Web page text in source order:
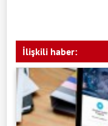
İlişkili haber: